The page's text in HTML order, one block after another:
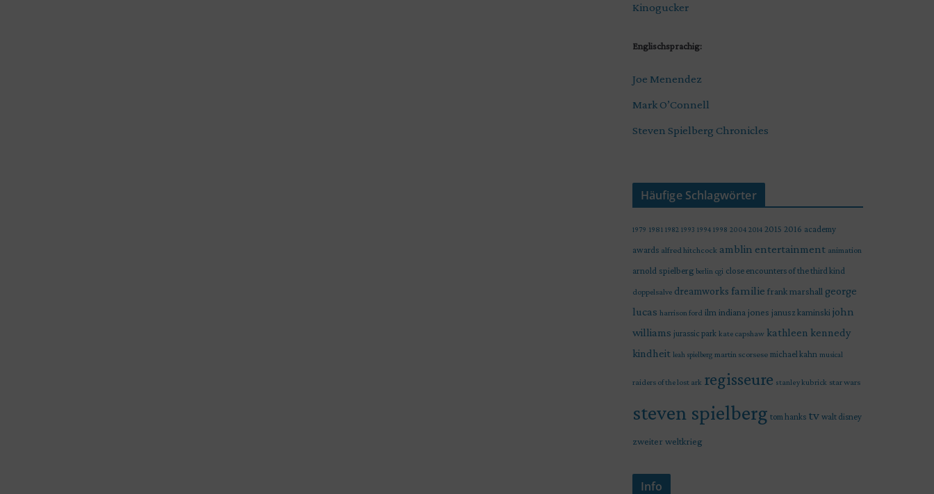
Kinogucker
Englischsprachig:
Joe Menendez
Mark O’Connell
Steven Spielberg Chronicles
Häufige Schlagwörter
1979 1981 1982 1993 1994 1998 2004 2014 2015 2016 academy
awards alfred hitchcock amblin entertainment animation
arnold spielberg berlin cgi close encounters of the third kind
doppelsalve dreamworks familie frank marshall george
lucas harrison ford ilm indiana jones janusz kaminski john
williams jurassic park kate capshaw kathleen kennedy
kindheit leah spielberg martin scorsese michael kahn musical
raiders of the lost ark regisseure stanley kubrick star wars
steven spielberg tom hanks tv walt disney
zweiter weltkrieg
Info